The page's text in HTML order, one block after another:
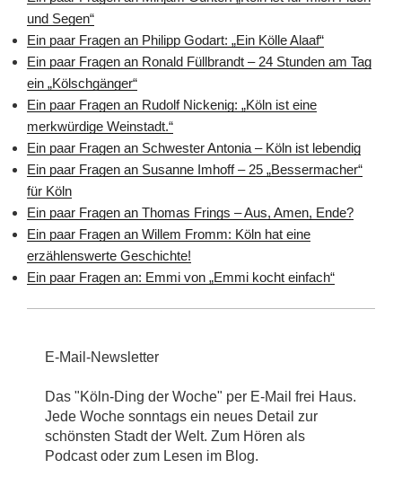
und Segen“
Ein paar Fragen an Philipp Godart: „Ein Kölle Alaaf“
Ein paar Fragen an Ronald Füllbrandt – 24 Stunden am Tag
ein „Kölschgänger“
Ein paar Fragen an Rudolf Nickenig: „Köln ist eine
merkwürdige Weinstadt.“
Ein paar Fragen an Schwester Antonia – Köln ist lebendig
Ein paar Fragen an Susanne Imhoff – 25 „Bessermacher“
für Köln
Ein paar Fragen an Thomas Frings – Aus, Amen, Ende?
Ein paar Fragen an Willem Fromm: Köln hat eine
erzählenswerte Geschichte!
Ein paar Fragen an: Emmi von „Emmi kocht einfach“
E-Mail-Newsletter
Das "Köln-Ding der Woche" per E-Mail frei Haus.
Jede Woche sonntags ein neues Detail zur
schönsten Stadt der Welt. Zum Hören als
Podcast oder zum Lesen im Blog.